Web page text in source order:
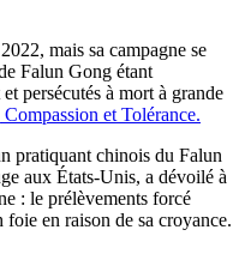
mais sa campagne se
Falun Gong étant
persécutés à mort à grande
et Tolérance.
pratiquant chinois du Falun
aux États-Unis, a dévoilé à
: le prélèvements forcé
foie en raison de sa croyance.